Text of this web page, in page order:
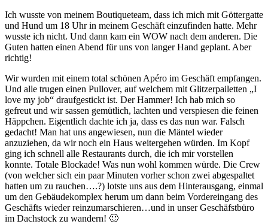
Ich wusste von meinem Boutiqueteam, dass ich mich mit Göttergatte
und Hund um 18 Uhr in meinem Geschäft einzufinden hatte. Mehr
wusste ich nicht. Und dann kam ein WOW nach dem anderen. Die
Guten hatten einen Abend für uns von langer Hand geplant. Aber
richtig!
Wir wurden mit einem total schönen Apéro im Geschäft empfangen.
Und alle trugen einen Pullover, auf welchem mit Glitzerpailetten „I
love my job“ draufgestickt ist. Der Hammer! Ich hab mich so
gefreut und wir sassen gemütlich, lachten und verspiesen die feinen
Häppchen. Eigentlich dachte ich ja, dass es das nun war. Falsch
gedacht! Man hat uns angewiesen, nun die Mäntel wieder
anzuziehen, da wir noch ein Haus weitergehen würden. Im Kopf
ging ich schnell alle Restaurants durch, die ich mir vorstellen
konnte. Totale Blockade! Was nun wohl kommen würde. Die Crew
(von welcher sich ein paar Minuten vorher schon zwei abgespaltet
hatten um zu rauchen….?) lotste uns aus dem Hinterausgang, einmal
um den Gebäudekomplex herum um dann beim Vordereingang des
Geschäfts wieder reinzumarschieren…und in unser Geschäfstbüro
im Dachstock zu wandern! 🙂